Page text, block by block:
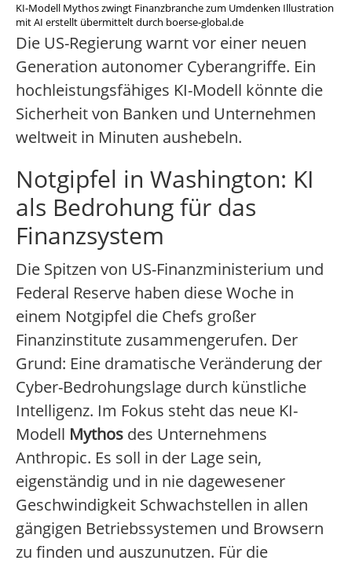
KI-Modell Mythos zwingt Finanzbranche zum Umdenken Illustration
mit AI erstellt übermittelt durch boerse-global.de
Die US-Regierung warnt vor einer neuen
Generation autonomer Cyberangriffe. Ein
hochleistungsfähiges KI-Modell könnte die
Sicherheit von Banken und Unternehmen
weltweit in Minuten aushebeln.
Notgipfel in Washington: KI
als Bedrohung für das
Finanzsystem
Die Spitzen von US-Finanzministerium und
Federal Reserve haben diese Woche in
einem Notgipfel die Chefs großer
Finanzinstitute zusammengerufen. Der
Grund: Eine dramatische Veränderung der
Cyber-Bedrohungslage durch künstliche
Intelligenz. Im Fokus steht das neue KI-
Modell Mythos des Unternehmens
Anthropic. Es soll in der Lage sein,
eigenständig und in nie dagewesener
Geschwindigkeit Schwachstellen in allen
gängigen Betriebssystemen und Browsern
zu finden und auszunutzen. Für die